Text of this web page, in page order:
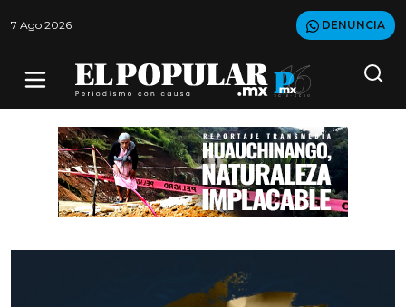
7 Ago 2026 DENUNCIA